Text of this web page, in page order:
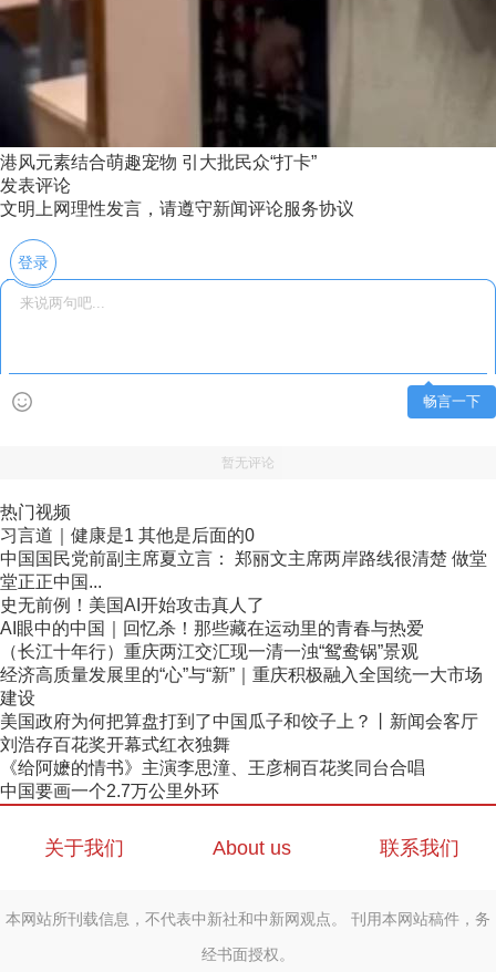
港风元素结合萌趣宠物 引大批民众“打卡”
发表评论
文明上网理性发言，请遵守新闻评论服务协议
登录
畅言一下
暂无评论
热门视频
习言道｜健康是1 其他是后面的0
中国国民党前副主席夏立言： 郑丽文主席两岸路线很清楚 做堂
堂正正中国...
史无前例！美国AI开始攻击真人了
AI眼中的中国｜回忆杀！那些藏在运动里的青春与热爱
（长江十年行）重庆两江交汇现一清一浊“鸳鸯锅”景观
经济高质量发展里的“心”与“新”｜重庆积极融入全国统一大市场
建设
美国政府为何把算盘打到了中国瓜子和饺子上？丨新闻会客厅
刘浩存百花奖开幕式红衣独舞
《给阿嬷的情书》主演李思潼、王彦桐百花奖同台合唱
中国要画一个2.7万公里外环
关于我们 About us 联系我们
本网站所刊载信息，不代表中新社和中新网观点。 刊用本网站稿件，务
经书面授权。